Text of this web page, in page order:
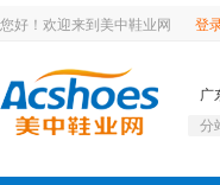
您好！ 欢迎来到美中鞋业网 登
广
分